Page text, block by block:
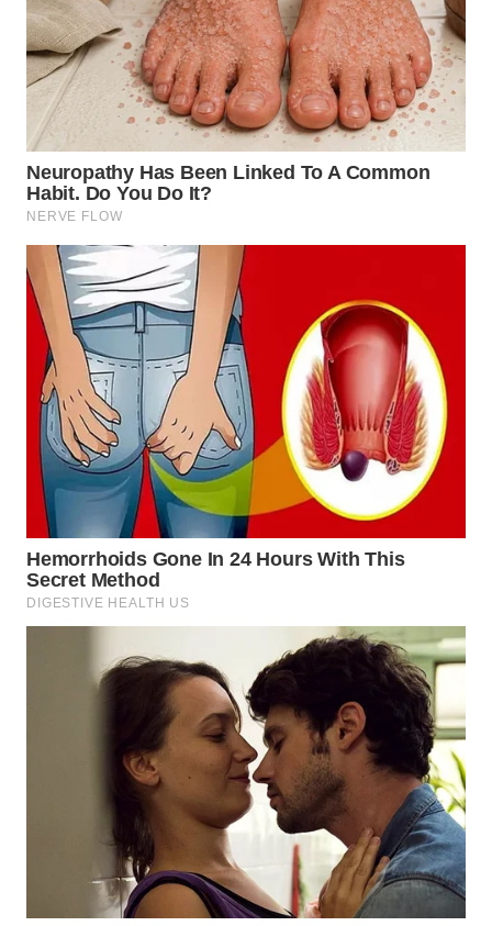
WN DELI
SERDANG
WN
TEBING
TINGGI
PAKPAK
WN
KARAWANG
WN
BEKASI
WN
BOGOR
WN
DEPOK
UTARA